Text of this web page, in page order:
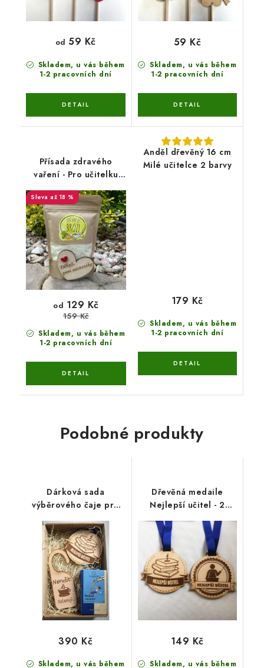
Skladem, u vás během
1-2 pracovních dní
od 59 Kč
Skladem, u vás během
1-2 pracovních dní
59 Kč
Přísada zdravého
vaření - Pro učitelku
až 18 %
Skladem, u vás během
1-2 pracovních dní
od 129 Kč
159 Kč
Anděl dřevěný 16 cm
Milé učitelce 2 barvy
Skladem, u vás během
1-2 pracovních dní
179 Kč
Podobné produkty
Dárková sada
výběrového čaje pro
pana učitele
Skladem, u vás během
390 Kč
Dřevěná medaile
Nejlepší učitel - 2
varianty
Skladem, u vás během
149 Kč